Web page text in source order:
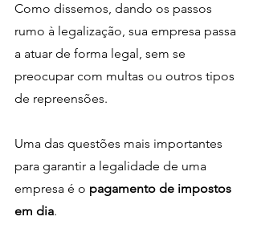
Como dissemos, dando os passos
rumo à legalização, sua empresa passa
a atuar de forma legal, sem se
preocupar com multas ou outros tipos
de repreensões.
Uma das questões mais importantes
para garantir a legalidade de uma
empresa é o pagamento de impostos
em dia.